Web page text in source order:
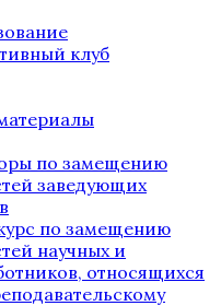
клуб
по замещению
заведующих
по замещению
научных и
относящихся